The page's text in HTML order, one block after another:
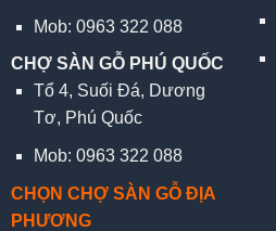
Mob: 0963 322 088
CHỢ SÀN GỖ PHÚ QUỐC
Tổ 4, Suối Đá, Dương
Tơ, Phú Quốc
Mob: 0963 322 088
CHỌN CHỢ SÀN GỖ ĐỊA
PHƯƠNG